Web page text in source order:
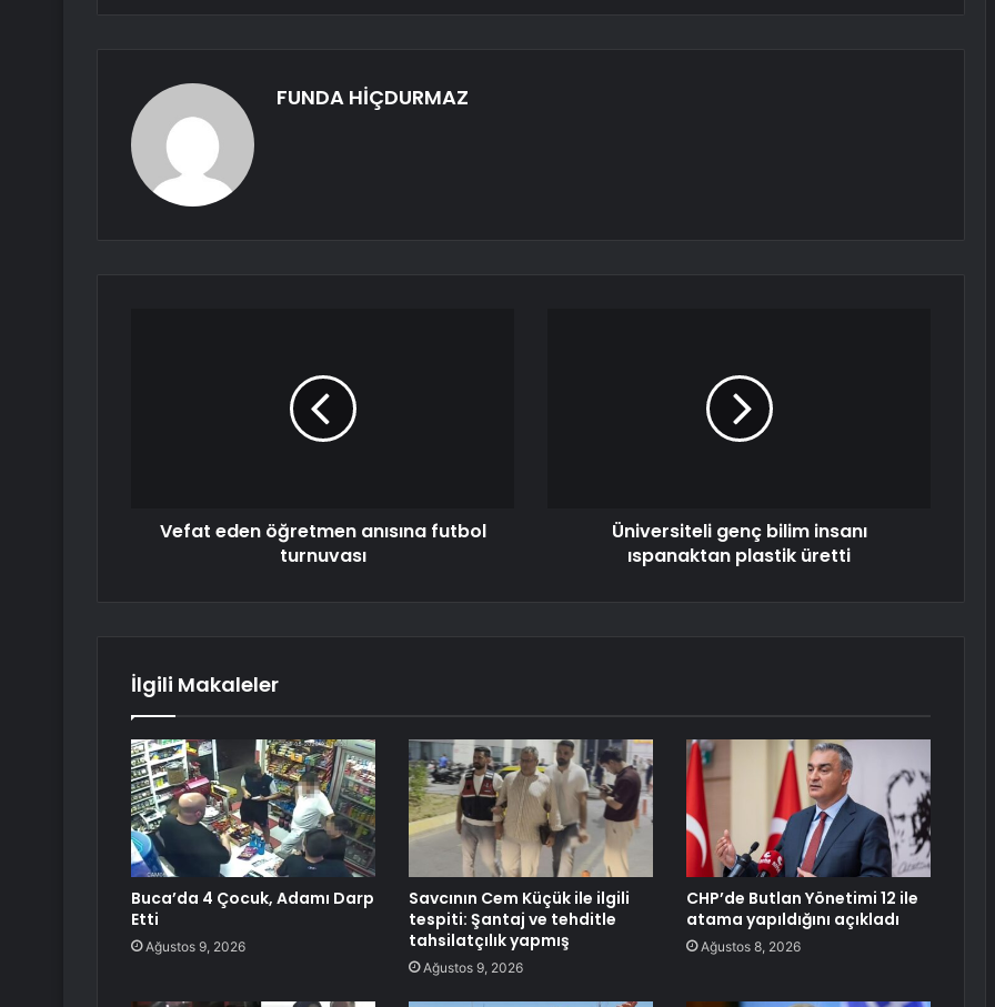
FUNDA HİÇDURMAZ
Vefat eden öğretmen anısına futbol
turnuvası
Üniversiteli genç bilim insanı
ıspanaktan plastik üretti
İlgili Makaleler
Buca’da 4 Çocuk, Adamı Darp
Etti
Ağustos 9, 2026
Savcının Cem Küçük ile ilgili
tespiti: Şantaj ve tehditle
tahsilatçılık yapmış
Ağustos 9, 2026
CHP’de Butlan Yönetimi 12 ile
atama yapıldığını açıkladı
Ağustos 8, 2026